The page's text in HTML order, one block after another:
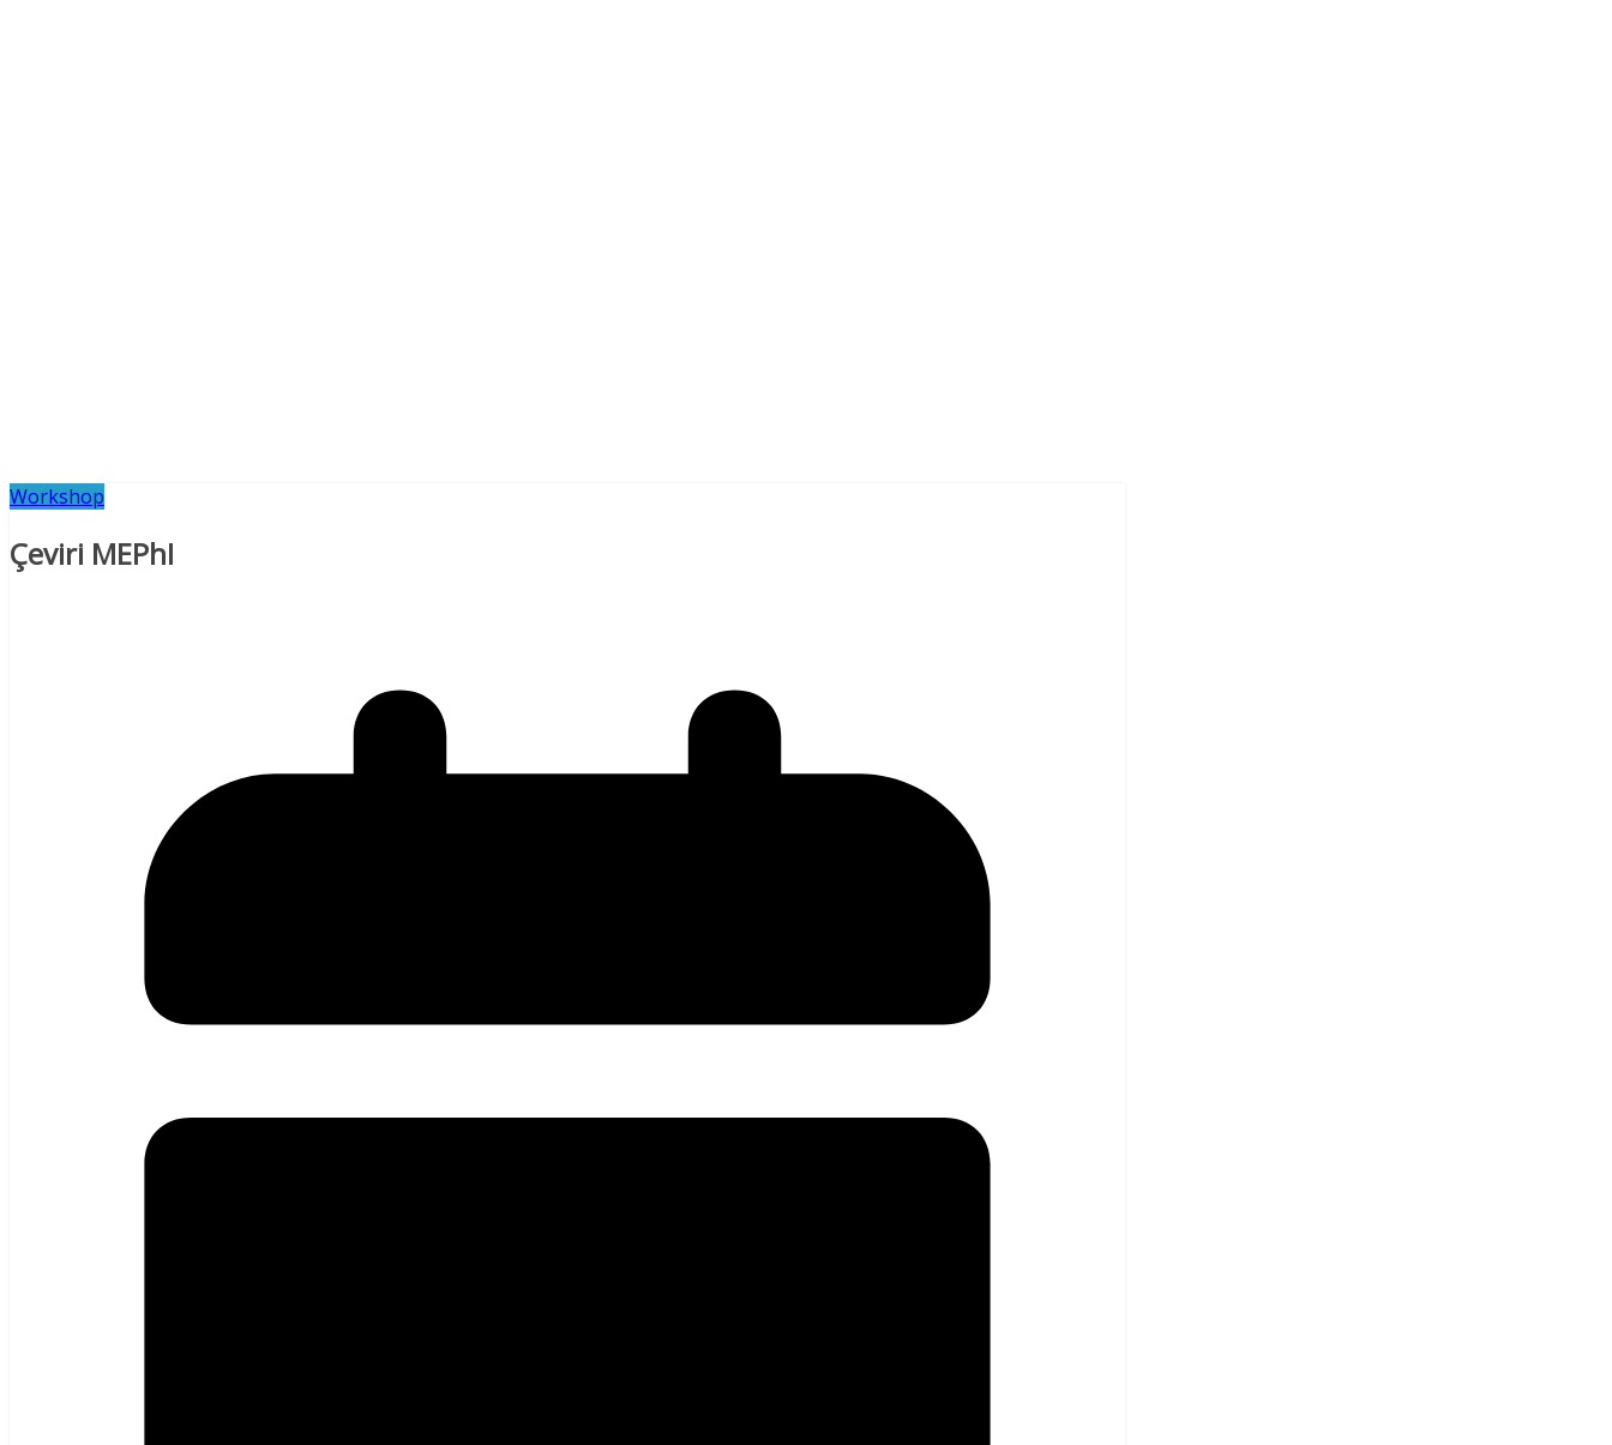
Workshop
Çeviri MEPhI